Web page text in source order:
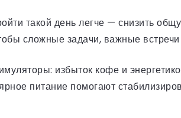
такой день легче — снизить
сложные задачи, важные
избыток кофе и
питание помогают